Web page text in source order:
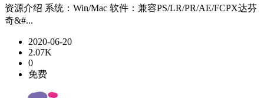
资源介绍 系统：Win/Mac 软件：兼容PS/LR/PR/AE/FCPX达芬
奇&#...
2020-06-20
2.07K
0
免费